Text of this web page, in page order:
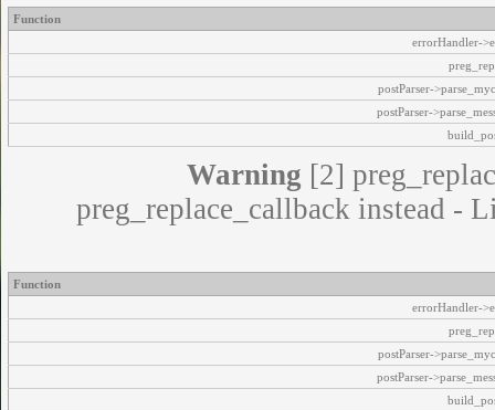
Function
errorHandler-
postParser-
postParser-
Warning [2]
preg_replace_callback instead -
Function
errorHandler-
postParser-
postParser-